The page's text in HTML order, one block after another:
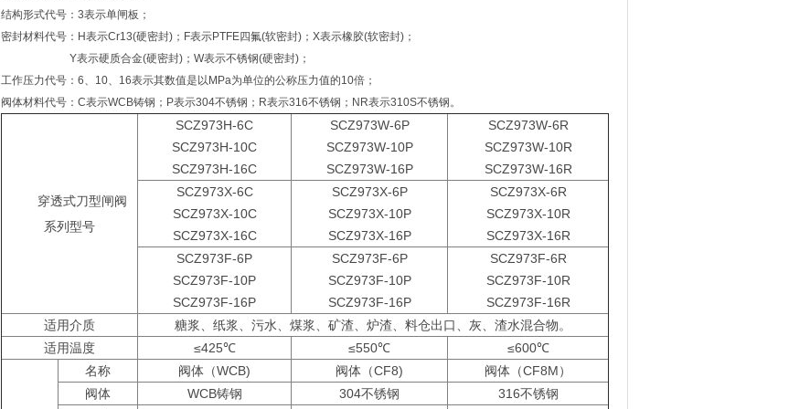
结构形式代号：3表示单闸板；
密封材料代号：H表示Cr13(硬密封)；F表示PTFE四氟(软密封)；X表示橡胶(软密封)；
Y表示硬质合金(硬密封)；W表示不锈钢(硬密封)；
工作压力代号：6、10、16表示其数值是以MPa为单位的公称压力值的10倍；
阀体材料代号：C表示WCB铸钢；P表示304不锈钢；R表示316不锈钢；NR表示310S不锈钢。
穿透式刀型闸阀
系列型号
SCZ973H-6C
SCZ973H-10C
SCZ973H-16C
SCZ973W-6P
SCZ973W-10P
SCZ973W-16P
SCZ973W-6R
SCZ973W-10R
SCZ973W-16R
SCZ973X-6C
SCZ973X-10C
SCZ973X-16C
SCZ973X-6P
SCZ973X-10P
SCZ973X-16P
SCZ973X-6R
SCZ973X-10R
SCZ973X-16R
SCZ973F-6P
SCZ973F-10P
SCZ973F-16P
SCZ973F-6P
SCZ973F-10P
SCZ973F-16P
SCZ973F-6R
SCZ973F-10R
SCZ973F-16R
适用介质
糖浆、纸浆、污水、煤浆、矿渣、炉渣、料仓出口、灰、渣水混合物。
适用温度
≤425℃ ≤550℃ ≤600℃
名称 阀体（WCB) 阀体（CF8)
阀体（CF8M）
阀体
WCB铸钢 304不锈钢
316不锈钢